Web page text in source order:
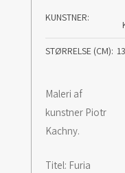
KUNSTNER
STØRRELSE (CM)
Maleri af
kunstner Piotr
Kachny.
Titel: Furia